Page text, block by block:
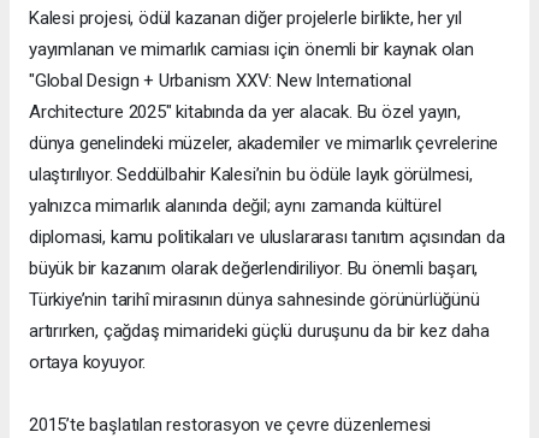
Kalesi projesi, ödül kazanan diğer projelerle birlikte, her yıl
yayımlanan ve mimarlık camiası için önemli bir kaynak olan
"Global Design + Urbanism XXV: New International
Architecture 2025" kitabında da yer alacak. Bu özel yayın,
dünya genelindeki müzeler, akademiler ve mimarlık çevrelerine
ulaştırılıyor. Seddülbahir Kalesi’nin bu ödüle layık görülmesi,
yalnızca mimarlık alanında değil; aynı zamanda kültürel
diplomasi, kamu politikaları ve uluslararası tanıtım açısından da
büyük bir kazanım olarak değerlendiriliyor. Bu önemli başarı,
Türkiye’nin tarihî mirasının dünya sahnesinde görünürlüğünü
artırırken, çağdaş mimarideki güçlü duruşunu da bir kez daha
ortaya koyuyor.
2015’te başlatılan restorasyon ve çevre düzenlemesi